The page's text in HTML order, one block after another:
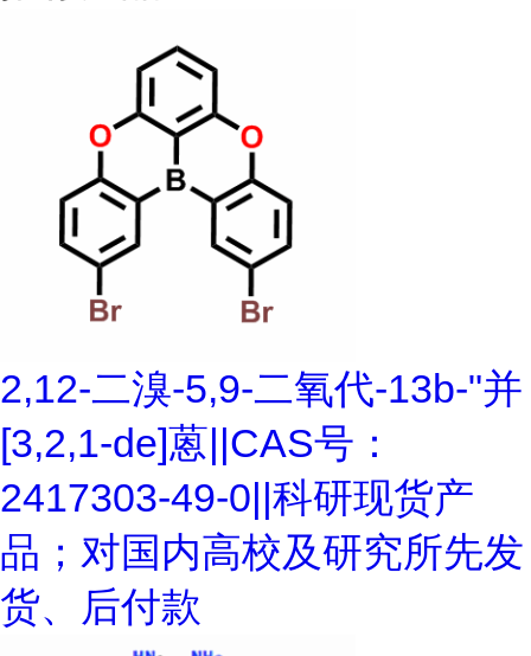
2,12-二溴-5,9-二氧代-13b-"并
[3,2,1-de]蒽||CAS号：
2417303-49-0||科研现货产
品；对国内高校及研究所先发
货、后付款